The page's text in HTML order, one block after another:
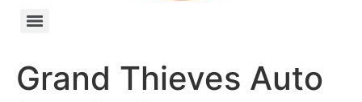
Grand Thieves Auto